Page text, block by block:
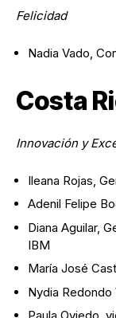
Felicidad
Nadia Vado,
Costa
Innovación y
Ileana Rojas,
Adenil Felipe
Diana Aguilar,
IBM
María José
Nydia Redondo